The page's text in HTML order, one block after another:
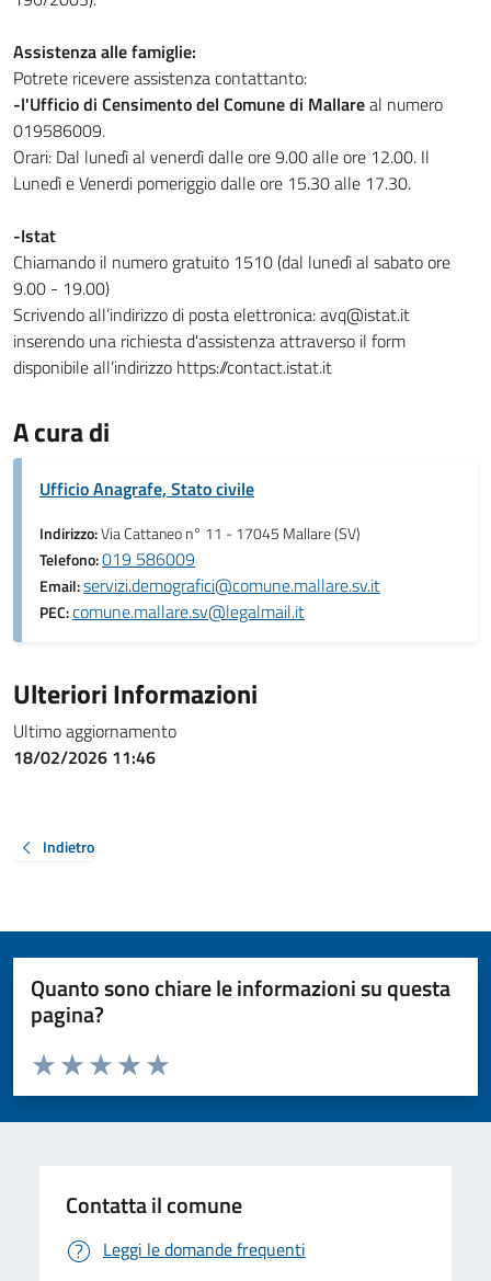
Assistenza alle famiglie:
Potrete ricevere assistenza contattanto:
-l'Ufficio di Censimento del Comune di Mallareal numero
019586009.
Orari: Dal lunedì al venerdì dalle ore 9.00 alle ore 12.00. Il
Lunedì e Venerdi pomeriggio dalle ore 15.30 alle 17.30.
-Istat
Chiamando il numero gratuito 1510 (dal lunedì al sabato ore
9.00 - 19.00)
Scrivendo all’indirizzo di posta elettronica: avq@istat.it
inserendo una richiesta d'assistenza attraverso il form
disponibile all’indirizzo https://contact.istat.it
A cura di
Ufficio Anagrafe, Stato civile
Indirizzo:Via Cattaneo n° 11 - 17045 Mallare (SV)
Telefono:019 586009
Email:servizi.demografici@comune.mallare.sv.it
PEC:comune.mallare.sv@legalmail.it
Ulteriori Informazioni
Ultimo aggiornamento
18/02/2026 11:46
Indietro
Quanto sono chiare le informazioni su questa
pagina?
Valuta da 1 a 5 stelle la pagina
Valuta 5 stelle su 5
Valuta 4 stelle su 5
Valuta 3 stelle su 5
Valuta 2 stelle su 5
Valuta 1 stelle su 5
Contatta il comune
Leggi le domande frequenti